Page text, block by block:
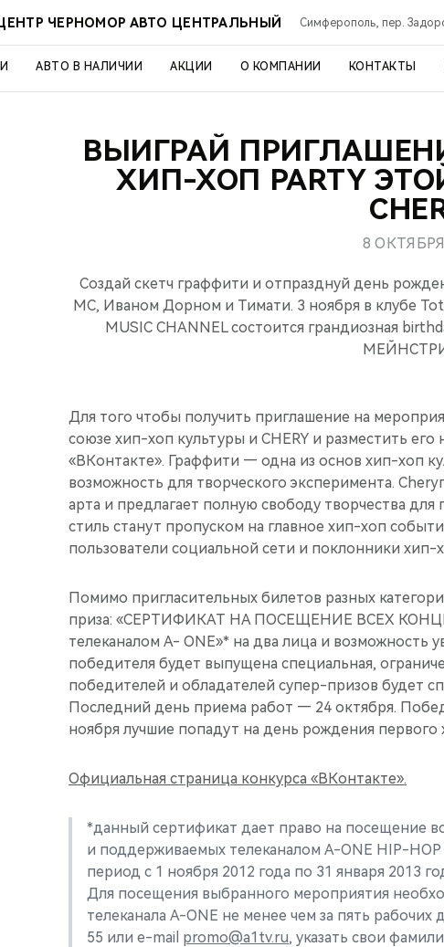
ЧЕРНОМОР АВТО ЦЕНТРАЛЬНЫЙ Симферополь, пер.
АВТО В НАЛИЧИИ АКЦИИ О КОМПАНИИ КОНТАКТЫ
ВЫИГРАЙ
ХИП-ХОП PARTY
8
Создай скетч граффити и отпразднуй день
MC, Иваном Дорном и Тимати. 3 ноября в клубе
MUSIC CHANNEL состоится грандиозная
Для того чтобы получить приглашение на
союзе хип-хоп культуры и CHERY и разместить
«ВКонтакте». Граффити — одна из основ хип-хоп
возможность для творческого эксперимента.
арта и предлагает полную свободу творчества
стиль станут пропуском на главное хип-хоп
пользователи социальной сети и поклонники хип-
Помимо пригласительных билетов разных
приза: «СЕРТИФИКАТ НА ПОСЕЩЕНИЕ ВСЕХ
телеканалом A- ONE»* на два лица и возможность
победителя будет выпущена специальная,
победителей и обладателей супер-призов будет
Последний день приема работ — 24 октября.
ноября лучшие попадут на день рождения первого
Официальная страница конкурса «ВКонтакте».
*данный сертификат дает право на посещение
и поддерживаемых телеканалом A-ONE HIP-
период с 1 ноября 2012 года по 31 января 2013
Для посещения выбранного мероприятия
телеканала A-ONE не менее чем за пять
55 или e-mail promo@a1tv.ru, указать свои